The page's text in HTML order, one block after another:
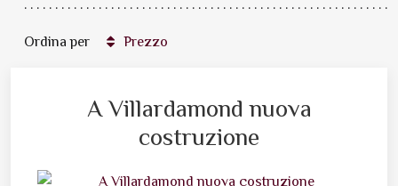
Ordina per Prezzo
A Villardamond nuova
costruzione